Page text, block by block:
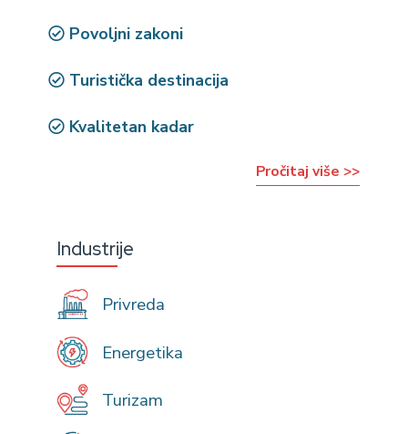
Povoljni zakoni
Turistička destinacija
Kvalitetan kadar
Pročitaj više >>
Industrije
Privreda
Energetika
Turizam